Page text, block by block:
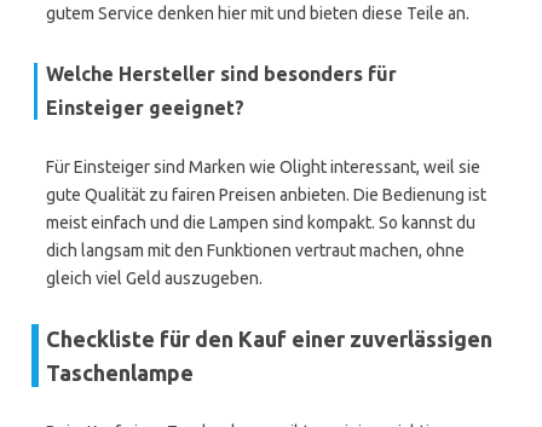
gutem Service denken hier mit und bieten diese Teile an.
Welche Hersteller sind besonders für
Einsteiger geeignet?
Für Einsteiger sind Marken wie Olight interessant, weil sie
gute Qualität zu fairen Preisen anbieten. Die Bedienung ist
meist einfach und die Lampen sind kompakt. So kannst du
dich langsam mit den Funktionen vertraut machen, ohne
gleich viel Geld auszugeben.
Checkliste für den Kauf einer zuverlässigen
Taschenlampe